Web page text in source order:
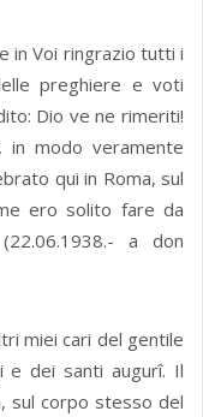
in Voi ringrazio tutti i
preghiere e voti
Dio ve ne rimeriti!
modo veramente
qui in Roma, sul
ero solito fare da
a don
miei cari del gentile
e dei santi augurî. Il
sul corpo stesso del